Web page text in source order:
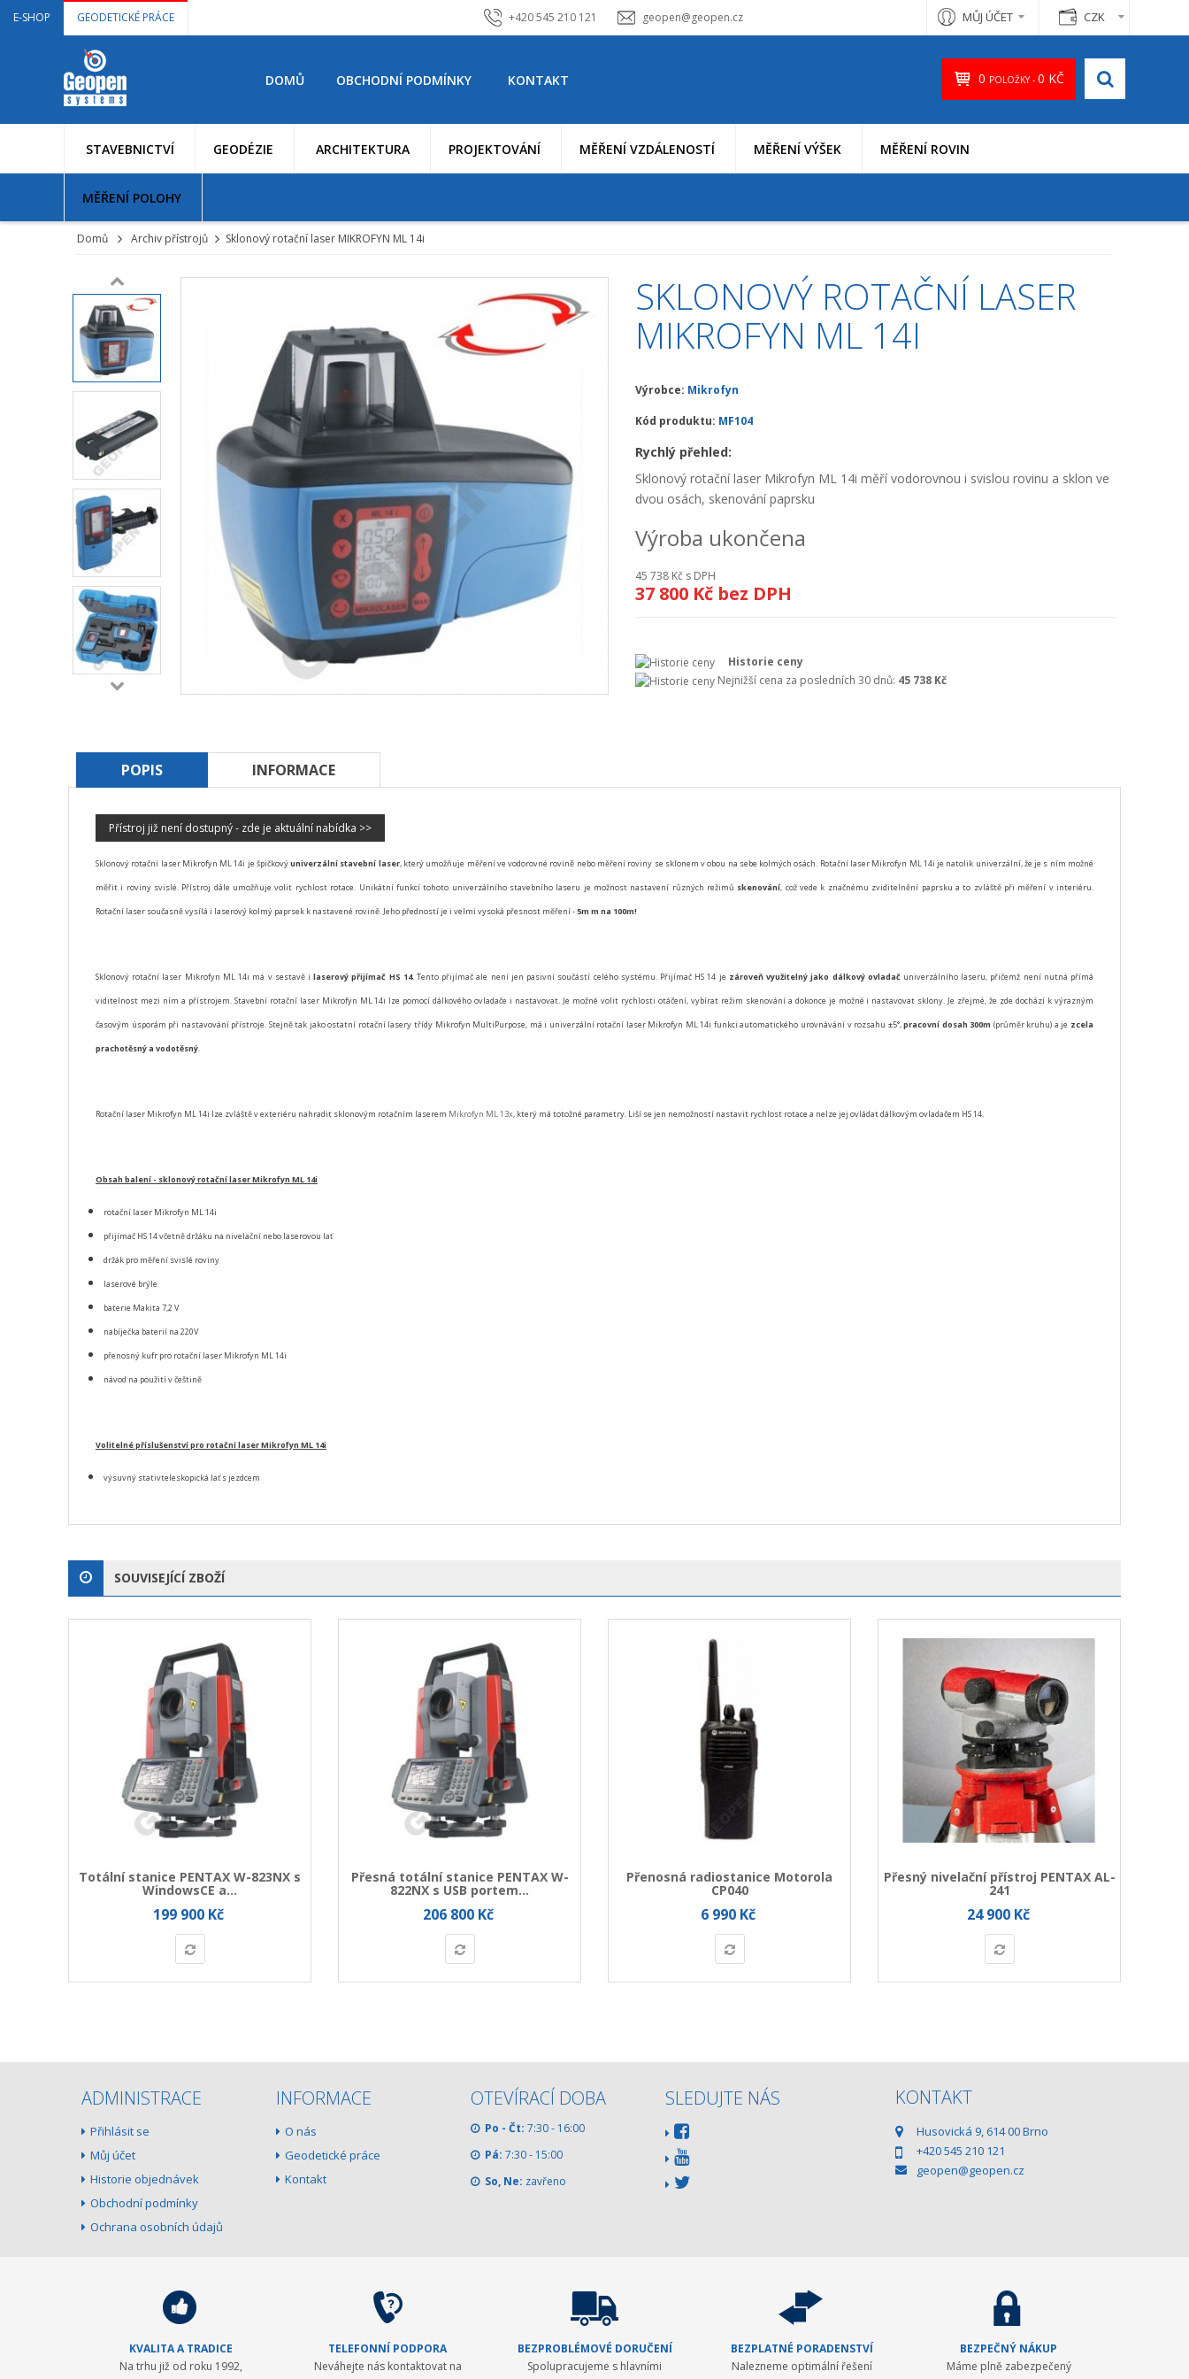
E-SHOP GEODETICKÉ PRÁCE +420 545 210 121 geopen@geopen.cz CZK
MŮJ ÚČET
DOMŮ OBCHODNÍ PODMÍNKY KONTAKT 0 POLOŽKY - 0 KČ
STAVEBNICTVÍ GEODÉZIE ARCHITEKTURA PROJEKTOVÁNÍ MĚŘENÍ VZDÁLENOSTÍ MĚŘENÍ VÝŠEK MĚŘENÍ ROVIN
MĚŘENÍ POLOHY
Domů Archiv přístrojů Sklonový rotační laser MIKROFYN ML 14i
SKLONOVÝ ROTAČNÍ LASER
MIKROFYN ML 14I
Výrobce: Mikrofyn
Kód produktu: MF104
Rychlý přehled:
Sklonový rotační laser Mikrofyn ML 14i měří vodorovnou i svislou rovinu a sklon ve
dvou osách, skenování paprsku
Výroba ukončena
45 738 Kč s DPH
37 800 Kč bez DPH
Historie ceny
Nejnižší cena za posledních 30 dnů: 45 738 Kč
POPIS INFORMACE
Přístroj již není dostupný - zde je aktuální nabídka >>
Sklonový rotační laser Mikrofyn ML 14i je špičkovýuniverzální stavební laser, který umožňuje měření ve vodorovné rovině nebo měření roviny se sklonem v obou na sebe kolmých osách. Rotační laser Mikrofyn ML 14i je natolik univerzální, že je s ním možné
měřit i roviny svislé. Přístroj dále umožňuje volit rychlost rotace. Unikátní funkcí tohoto univerzálního stavebního laseru je možnost nastavení různých režimů skenování , což vede k značnému zviditelnění paprsku a to zvláště při měření v interiéru.
Rotační laser současně vysílá i laserový kolmý paprsek k nastavené rovině. Jeho předností je i velmi vysoká přesnost měření - 5m m na 100m!
Sklonový rotační laser Mikrofyn ML 14i má v sestavě ilaserový přijímač HS 14. Tento přijímač ale není jen pasivní součástí celého systému. Přijímač HS 14 je zároveň využitelný jako dálkový ovladačuniverzálního laseru, přičemž není nutná přímá
viditelnost mezi ním a přístrojem. Stavební rotační laser Mikrofyn ML 14i lze pomocí dálkového ovladače i nastavovat. Je možné volit rychlosti otáčení, vybírat režim skenování a dokonce je možné i nastavovat sklony. Je zřejmé, že zde dochází k výrazným
časovým úsporám při nastavování přístroje. Stejně tak jako ostatní rotační lasery třídy Mikrofyn MultiPurpose, má i univerzální rotační laser Mikrofyn ML 14i funkci automatického urovnávání v rozsahu ±5°,pracovní dosah 300m (průměr kruhu) a je zcela
prachotěsný a vodotěsný
Rotační laser Mikrofyn ML 14i lze zvláště v exteriéru nahradit sklonovým rotačním laserem Mikrofyn ML 13x , který má totožné parametry. Liší se jen nemožností nastavit rychlost rotace a nelze jej ovládat dálkovým ovladačem HS 14.
Obsah balení - sklonový rotační laser Mikrofyn ML 14i
rotační laser Mikrofyn ML 14i
přijímač HS 14 včetně držáku na nivelační nebo laserovou lať
držák pro měření svislé roviny
laserové brýle
baterie Makita 7,2 V
nabíječka baterií na 220V
přenosný kufr pro rotační laser Mikrofyn ML 14i
návod na použití v češtině
Volitelné příslušenství pro rotační laser Mikrofyn ML 14i
výsuvný stativteleskopická lať s jezdcem
SOUVISEJÍCÍ ZBOŽÍ
Totální stanice PENTAX W-823NX s
WindowsCE a...
199 900 Kč
Přesná totální stanice PENTAX W-
822NX s USB portem...
206 800 Kč
Přenosná radiostanice Motorola
CP040
6 990 Kč
Přesný nivelační přístroj PENTAX AL-
241
24 900 Kč
ADMINISTRACE
Přihlásit se
Můj účet
Historie objednávek
Obchodní podmínky
Ochrana osobních údajů
INFORMACE
O nás
Geodetické práce
Kontakt
OTEVÍRACÍ DOBA
Po - Čt: 7:30 - 16:00
Pá: 7:30 - 15:00
So, Ne: zavřeno
SLEDUJTE NÁS KONTAKT
Husovická 9, 614 00 Brno
+420 545 210 121
geopen@geopen.cz
KVALITA A TRADICE
Na trhu již od roku 1992,
TELEFONNÍ PODPORA
Neváhejte nás kontaktovat na
BEZPROBLÉMOVÉ DORUČENÍ
Spolupracujeme s hlavními
BEZPLATNÉ PORADENSTVÍ
Nalezneme optimální řešení
BEZPEČNÝ NÁKUP
Máme plně zabezpečený